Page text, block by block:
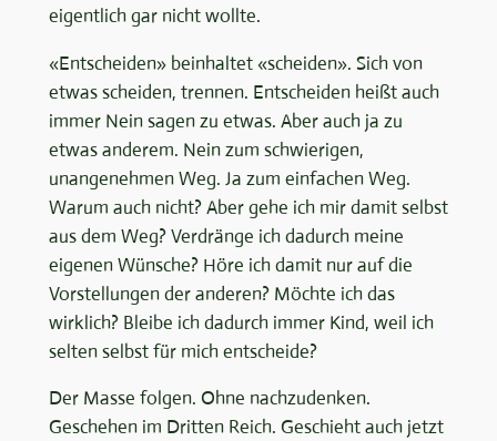
eigentlich gar nicht wollte.
«Entscheiden» beinhaltet «scheiden». Sich von
etwas scheiden, trennen. Entscheiden heißt auch
immer Nein sagen zu etwas. Aber auch ja zu
etwas anderem. Nein zum schwierigen,
unangenehmen Weg. Ja zum einfachen Weg.
Warum auch nicht? Aber gehe ich mir damit selbst
aus dem Weg? Verdränge ich dadurch meine
eigenen Wünsche? Höre ich damit nur auf die
Vorstellungen der anderen? Möchte ich das
wirklich? Bleibe ich dadurch immer Kind, weil ich
selten selbst für mich entscheide?
Der Masse folgen. Ohne nachzudenken.
Geschehen im Dritten Reich. Geschieht auch jetzt